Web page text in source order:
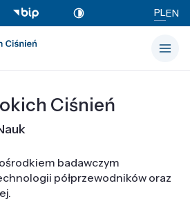
PLEN
Ciśnień
badawczym
półprzewodników oraz